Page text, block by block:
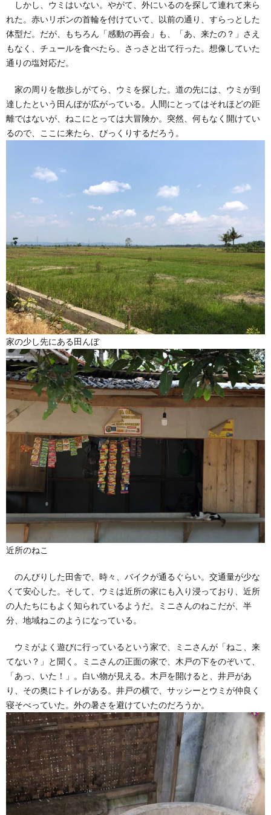
しかし、ウミはいない。やがて、外にいるのを探して連れて来ら
れた。赤いリボンの首輪を付けていて、以前の通り、すらっとした
体型だ。だが、もちろん「感動の再会」も、「あ、来たの？」さえ
もなく、チュールを食べたら、さっさと出て行った。想像していた
通りの塩対応だ。
家の周りを散歩しがてら、ウミを探した。道の先には、ウミが到
達したという田んぼが広がっている。人間にとってはそれほどの距
離ではないが、ねこにとっては大冒険か。突然、何もなく開けてい
るので、ここに来たら、びっくりするだろう。
家の少し先にある田んぼ
近所のねこ
のんびりした田舎で、時々、バイクが通るぐらい。交通量が少な
くて安心した。そして、ウミは近所の家にも入り浸っており、近所
の人たちにもよく知られているようだ。ミニさんのねこだが、半
分、地域ねこのようになっている。
ウミがよく遊びに行っているという家で、ミニさんが「ねこ、来
てない？」と聞く。ミニさんの正面の家で、木戸の下をのぞいて、
「あっ、いた！」。白い物が見える。木戸を開けると、井戸があ
り、その奥にトイレがある。井戸の横で、サッシーとウミが仲良く
寝そべっていた。外の暑さを避けていたのだろうか。